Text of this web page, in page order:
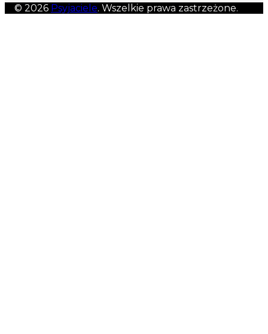
© 2026 Psyjaciele. Wszelkie prawa zastrzeżone.